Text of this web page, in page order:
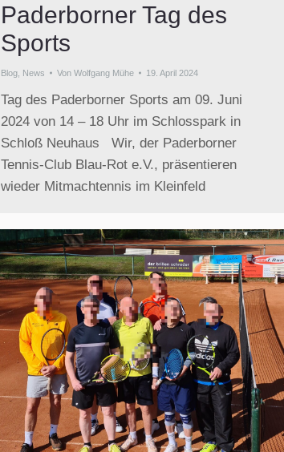
Paderborner Tag des
Sports
Blog News Von Wolfgang Mühe 19. April 2024
Tag des Paderborner Sports am 09. Juni
2024 von 14 – 18 Uhr im Schlosspark in
Schloß Neuhaus Wir, der Paderborner
Tennis-Club Blau-Rot e.V., präsentieren
wieder Mitmachtennis im Kleinfeld